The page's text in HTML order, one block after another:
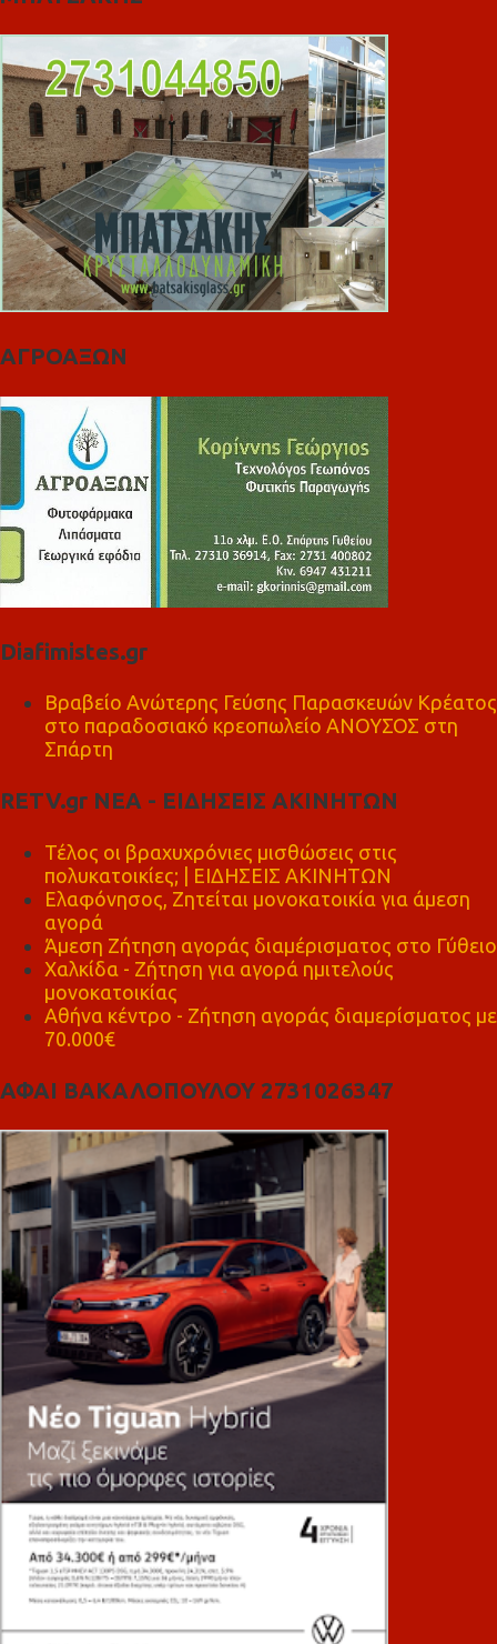
ΑΓΡΟΑΞΩΝ
Diafimistes.gr
Βραβείο Ανώτερης Γεύσης Παρασκευών Κρέατος
στο παραδοσιακό κρεοπωλείο ΑΝΟΥΣΟΣ στη
Σπάρτη
RETV.gr ΝΕΑ - ΕΙΔΗΣΕΙΣ ΑΚΙΝΗΤΩΝ
Τέλος οι βραχυχρόνιες μισθώσεις στις
πολυκατοικίες; | ΕΙΔΗΣΕΙΣ ΑΚΙΝΗΤΩΝ
Ελαφόνησος, Ζητείται μονοκατοικία για άμεση
αγορά
Άμεση Ζήτηση αγοράς διαμέρισματος στο Γύθειο
Χαλκίδα - Ζήτηση για αγορά ημιτελούς
μονοκατοικίας
Αθήνα κέντρο - Ζήτηση αγοράς διαμερίσματος με
70.000€
ΑΦΑΙ ΒΑΚΑΛΟΠΟΥΛΟΥ 2731026347